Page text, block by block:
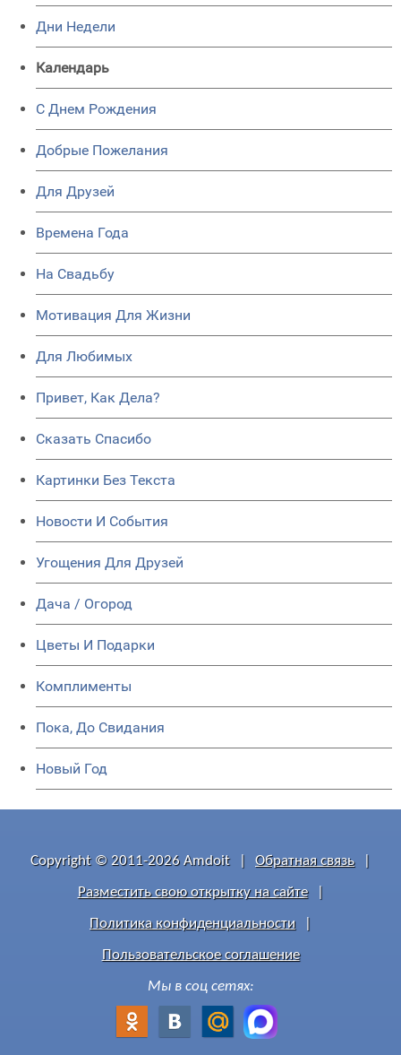
Дни Недели
Календарь
C Днем Рождения
Добрые Пожелания
Для Друзей
Времена Года
На Свадьбу
Мотивация Для Жизни
Для Любимых
Привет, Как Дела?
Сказать Спасибо
Картинки Без Текста
Новости И События
Угощения Для Друзей
Дача / Огород
Цветы И Подарки
Комплименты
Пока, До Свидания
Новый Год
Copyright © 2011-2026 Amdoit Обратная связь
Разместить свою открытку на сайте
Политика конфиденциальности
Пользовательское соглашение
Мы в соц сетях: